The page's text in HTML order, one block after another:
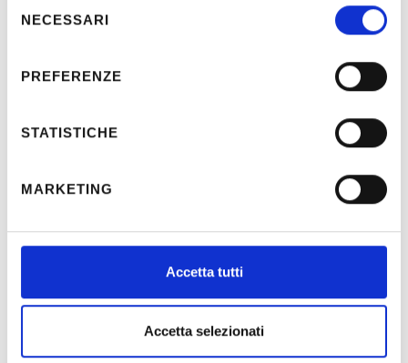
delNECESSARI
PREFERENZE
STATISTICHE
MARKETING
Accetta tutti
Accetta selezionati
+
Leaflet| OpenStreetMap